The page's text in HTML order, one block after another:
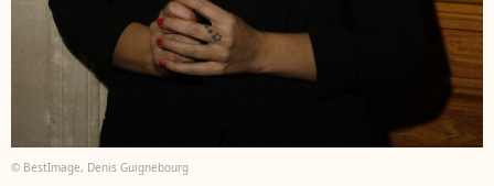
© BestImage, Denis Guignebourg